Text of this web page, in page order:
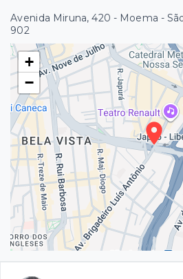
Avenida Miruna, 420 - Moema -
902
+
−